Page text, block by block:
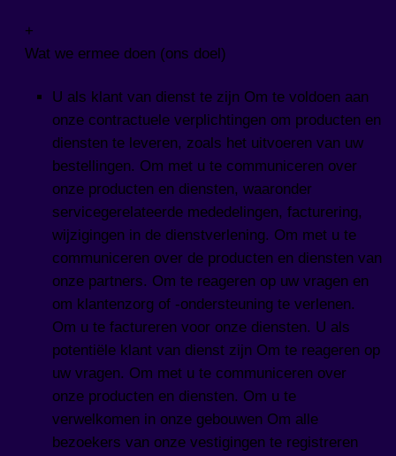
+
Wat we ermee doen (ons doel)
U als klant van dienst te zijn Om te voldoen aan
onze contractuele verplichtingen om producten en
diensten te leveren, zoals het uitvoeren van uw
bestellingen. Om met u te communiceren over
onze producten en diensten, waaronder
servicegerelateerde mededelingen, facturering,
wijzigingen in de dienstverlening. Om met u te
communiceren over de producten en diensten van
onze partners. Om te reageren op uw vragen en
om klantenzorg of -ondersteuning te verlenen.
Om u te factureren voor onze diensten. U als
potentiële klant van dienst zijn Om te reageren op
uw vragen. Om met u te communiceren over
onze producten en diensten. Om u te
verwelkomen in onze gebouwen Om alle
bezoekers van onze vestigingen te registreren